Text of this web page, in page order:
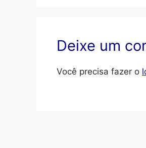
Deixe um
Você precisa fazer o